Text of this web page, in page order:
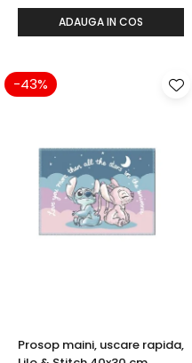
ADAUGA IN COS
-43%
Prosop maini, uscare rapida,